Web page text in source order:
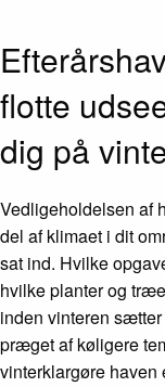
flotte
dig på
Vedligeholdelsen af
del af klimaet i dit
sat ind. Hvilke
hvilke planter og
inden vinteren
præget af køligere
vinterklargøre haven